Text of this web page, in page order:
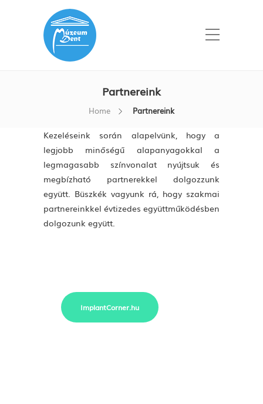
Partnereink
Home Partnereink
Kezeléseink során alapelvünk, hogy a
legjobb minőségű alapanyagokkal a
legmagasabb színvonalat nyújtsuk és
megbízható partnerekkel dolgozzunk
együtt. Büszkék vagyunk rá, hogy szakmai
partnereinkkel évtizedes együttműködésben
dolgozunk együtt.
ImplantCorner.hu